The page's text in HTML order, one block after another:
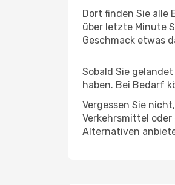
Dort finden Sie alle
über letzte Minute
Geschmack etwas
Sobald Sie
haben. Bei Bedarf
Vergessen Sie
Verkehrsmittel
Alternativen